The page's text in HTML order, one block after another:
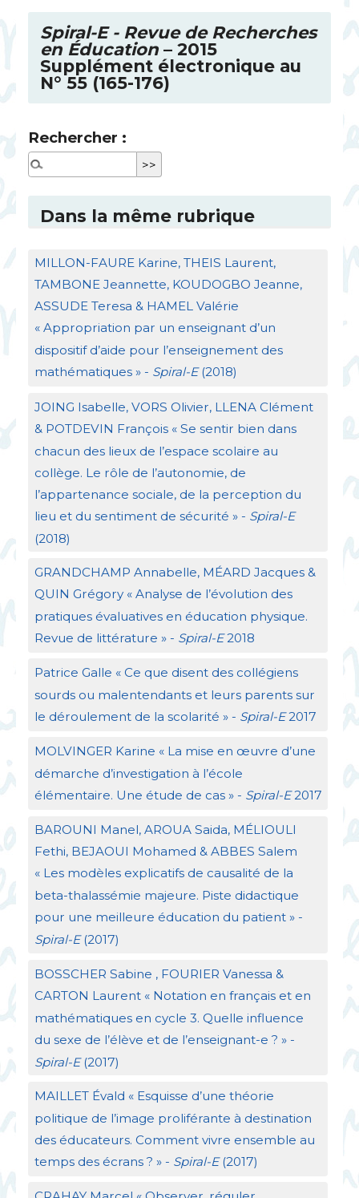
Spiral-E - Revue de Recherches
en Éducation – 2015
Supplément électronique au
N° 55 (165-176)
Rechercher :
Dans la même rubrique
MILLON-FAUREKarine, THEIS Laurent,
TAMBONEJeannette, KOUDOGBO Jeanne,
ASSUDETeresa & HAMELValérie
« Appropriation par un enseignant d’un
dispositif d’aide pour l’enseignement des
mathématiques » - Spiral-E(2018)
JOING Isabelle, VORS Olivier, LLENAClément
& POTDEVIN François « Se sentir bien dans
chacun des lieux de l’espace scolaire au
collège. Le rôle de l’autonomie, de
l’appartenance sociale, de la perception du
lieu et du sentiment de sécurité » - Spiral-E
(2018)
GRANDCHAMP Annabelle, MÉARD Jacques &
QUIN Grégory « Analyse de l’évolution des
pratiques évaluatives en éducation physique.
Revue de littérature » - Spiral-E2018
Patrice Galle « Ce que disent des collégiens
sourds ou malentendants et leurs parents sur
le déroulement de la scolarité » - Spiral-E2017
MOLVINGER Karine « La mise en œuvre d’une
démarche d’investigation à l’école
élémentaire. Une étude de cas » - Spiral-E2017
BAROUNI Manel, AROUASaida, MÉLIOULI
Fethi, BEJAOUI Mohamed & ABBES Salem
« Les modèles explicatifs de causalité de la
beta-thalassémie majeure. Piste didactique
pour une meilleure éducation du patient » -
Spiral-E(2017)
BOSSCHER Sabine , FOURIER Vanessa &
CARTON Laurent « Notation en français et en
mathématiques en cycle 3. Quelle influence
du sexe de l’élève et de l’enseignant-e ? » -
Spiral-E(2017)
MAILLETÉvald « Esquisse d’une théorie
politique de l’image proliférante à destination
des éducateurs. Comment vivre ensemble au
temps des écrans ? » - Spiral-E(2017)